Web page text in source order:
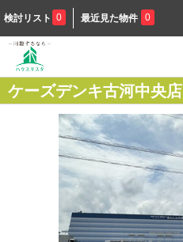
検討リスト 0 最近見た物件 0
ケーズデンキ古河中央店